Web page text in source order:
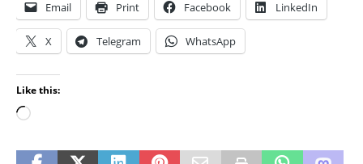
Email Print Facebook LinkedIn
X Telegram WhatsApp
Like this: